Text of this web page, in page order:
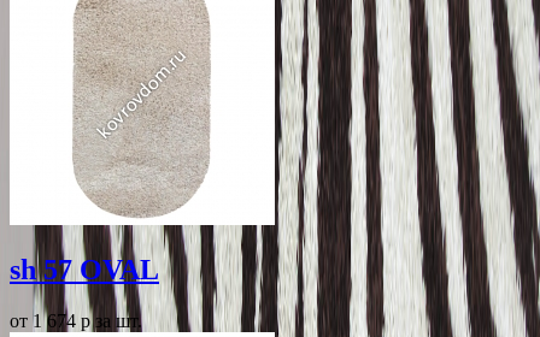
sh 57 OVAL
от 1 674 pза шт.